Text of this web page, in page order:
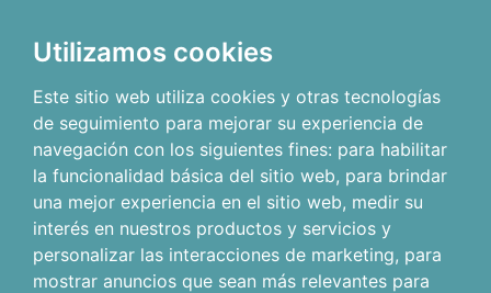
Utilizamos cookies
Este sitio web utiliza cookies y otras tecnologías
de seguimiento para mejorar su experiencia de
navegación con los siguientes fines: para habilitar
la funcionalidad básica del sitio web, para brindar
una mejor experiencia en el sitio web, medir su
interés en nuestros productos y servicios y
personalizar las interacciones de marketing, para
mostrar anuncios que sean más relevantes para